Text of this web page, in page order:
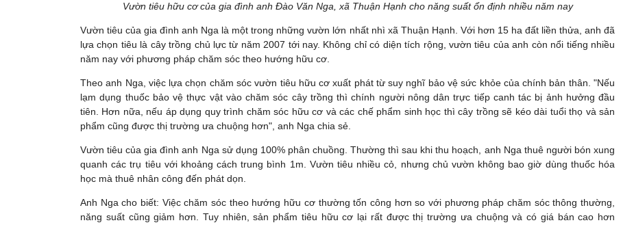
Vườn tiêu hữu cơ của gia đình anh Đào Văn Nga, xã Thuận Hạnh cho năng suất ổn định nhiều năm nay
Vườn tiêu của gia đình anh Nga là một trong những vườn lớn nhất nhì xã Thuận Hạnh. Với hơn 15 ha đất liền thửa, anh đã
lựa chọn tiêu là cây trồng chủ lực từ năm 2007 tới nay. Không chỉ có diện tích rộng, vườn tiêu của anh còn nổi tiếng nhiều
năm nay với phương pháp chăm sóc theo hướng hữu cơ.
Theo anh Nga, việc lựa chọn chăm sóc vườn tiêu hữu cơ xuất phát từ suy nghĩ bảo vệ sức khỏe của chính bản thân. "Nếu
lạm dụng thuốc bảo vệ thực vật vào chăm sóc cây trồng thì chính người nông dân trực tiếp canh tác bị ảnh hưởng đầu
tiên. Hơn nữa, nếu áp dụng quy trình chăm sóc hữu cơ và các chế phẩm sinh học thì cây trồng sẽ kéo dài tuổi thọ và sản
phẩm cũng được thị trường ưa chuộng hơn", anh Nga chia sẻ.
Vườn tiêu của gia đình anh Nga sử dụng 100% phân chuồng. Thường thì sau khi thu hoạch, anh Nga thuê người bón xung
quanh các trụ tiêu với khoảng cách trung bình 1m. Vườn tiêu nhiều cỏ, nhưng chủ vườn không bao giờ dùng thuốc hóa
học mà thuê nhân công đến phát dọn.
Anh Nga cho biết: Việc chăm sóc theo hướng hữu cơ thường tốn công hơn so với phương pháp chăm sóc thông thường,
năng suất cũng giảm hơn. Tuy nhiên, sản phẩm tiêu hữu cơ lại rất được thị trường ưa chuộng và có giá bán cao hơn